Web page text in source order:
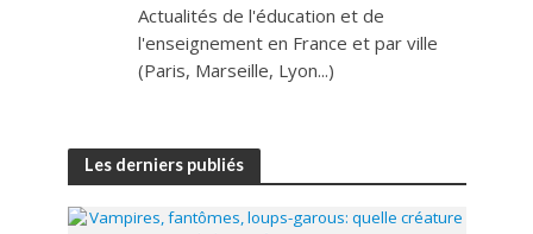
Actualités de l'éducation et de
l'enseignement en France et par ville
(Paris, Marseille, Lyon...)
Les derniers publiés